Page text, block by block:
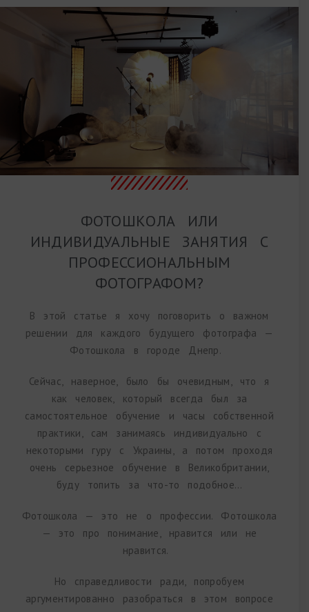
ФОТОШКОЛА ИЛИ
ИНДИВИДУАЛЬНЫЕ ЗАНЯТИЯ С
ПРОФЕССИОНАЛЬНЫМ
ФОТОГРАФОМ?
В этой статье я хочу поговорить о важном
решении для каждого будущего фотографа —
Фотошкола в городе Днепр.
Сейчас, наверное, было бы очевидным, что я
как человек, который всегда был за
самостоятельное обучение и часы собственной
практики, сам занимаясь индивидуально с
некоторыми гуру с Украины, а потом проходя
очень серьезное обучение в Великобритании,
буду топить за что-то подобное…
Фотошкола — это не о профессии. Фотошкола
— это про понимание, нравится или не
нравится.
Но справедливости ради, попробуем
аргументированно разобраться в этом вопросе